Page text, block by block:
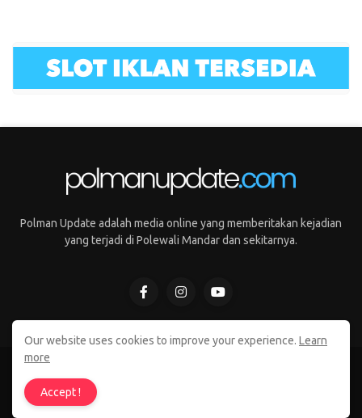
Polman Update adalah media online yang memberitakan kejadian
yang terjadi di Polewali Mandar dan sekitarnya.
Home
Our website uses cookies to improve your experience. Learn
more
Accept !